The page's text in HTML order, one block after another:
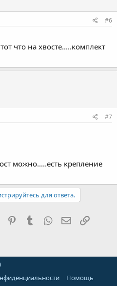
#6
что на хвосте.....комплект
#7
можно.....есть крепление
для ответа.
PinterestTumblr WhatsApp Ссылка
Помощь